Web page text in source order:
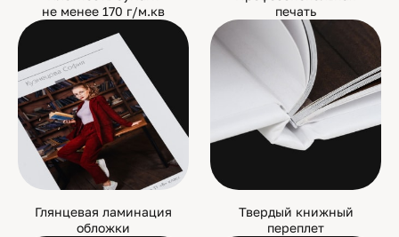
не менее 170 г/м.кв
печать
Глянцевая ламинация
обложки
Твердый книжный
переплет